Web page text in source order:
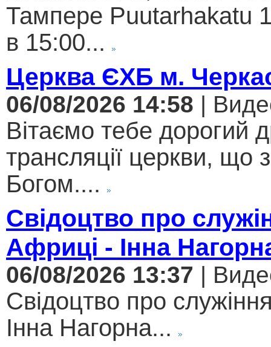
Тампере Puutarhakatu
в 15:00...
Церква ЄХБ м.
06/08/2026 14:58 |
Вітаємо тебе дорогий
трансляції церкви, що
Богом....
Свідоцтво про
Африці - Інна
06/08/2026 13:37 |
Свідоцтво про
Інна Нагорна...